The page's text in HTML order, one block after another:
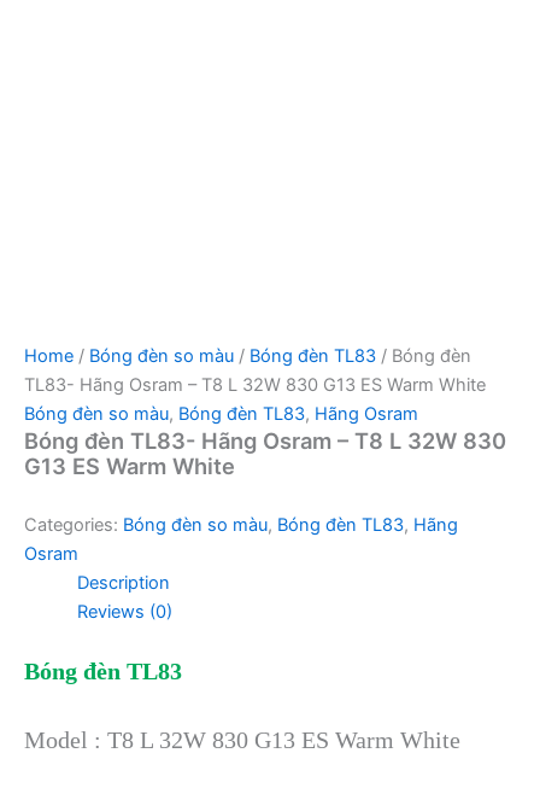
Home / Bóng đèn so màu / Bóng đèn TL83 / Bóng đèn
TL83- Hãng Osram – T8 L 32W 830 G13 ES Warm White
Bóng đèn so màu, Bóng đèn TL83, Hãng Osram
Bóng đèn TL83- Hãng Osram – T8 L 32W 830
G13 ES Warm White
Categories: Bóng đèn so màu, Bóng đèn TL83, Hãng
Osram
Description
Reviews (0)
Bóng đèn TL83
Model : T8 L 32W 830 G13 ES Warm White